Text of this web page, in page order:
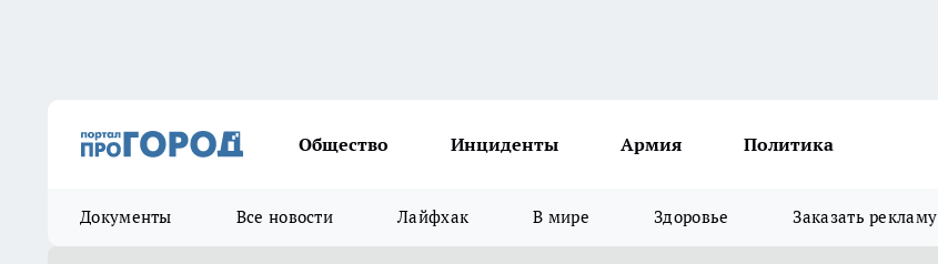
Общество Инциденты Армия Политика
Документы Все новости Лайфхак В мире Здоровье Заказать рекламу